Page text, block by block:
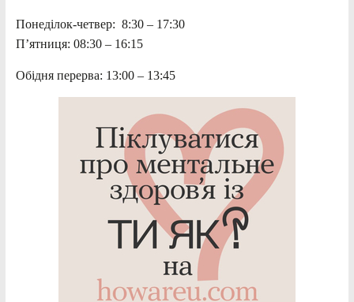
Понеділок-четвер: 8:30 – 17:30
П’ятниця: 08:30 – 16:15
Обідня перерва: 13:00 – 13:45